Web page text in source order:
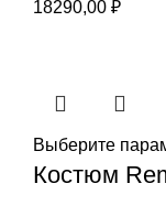
18290,00 ₽
Выберите
Костюм